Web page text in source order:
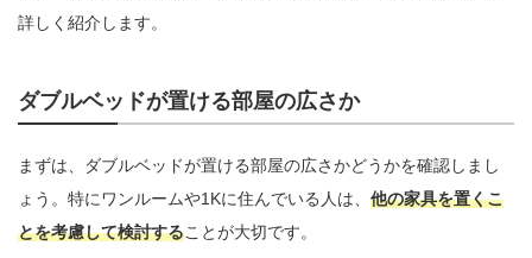
詳しく紹介します。
ダブルベッドが置ける部屋の広さか
まずは、ダブルベッドが置ける部屋の広さかどうかを確認しまし
ょう。特にワンルームや1Kに住んでいる人は、 他の家具を置くこ
とを考慮して検討することが大切です。